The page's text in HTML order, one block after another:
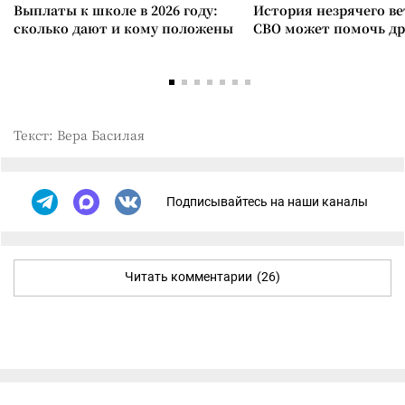
Выплаты к школе в 2026 году:
сколько дают и кому положены
История незрячего
СВО может помочь
Текст: Вера Басилая
Подписывайтесь на наши каналы
Читать комментарии (26)